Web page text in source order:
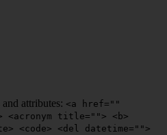
and attributes: <a href=""
title=""> <b>
<code> <del datetime="">